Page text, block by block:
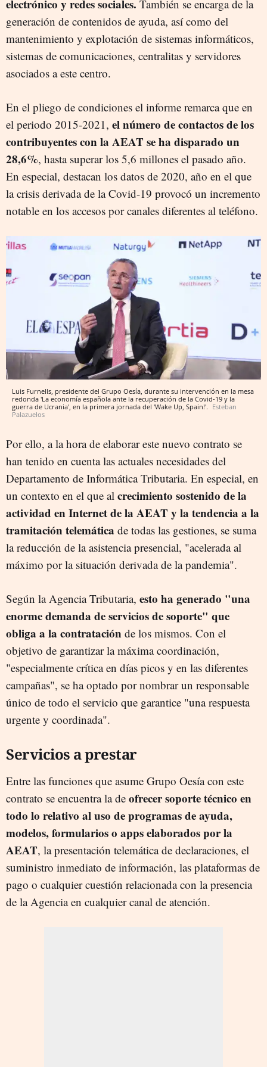
electrónico y redes sociales. También se encarga de la
generación de contenidos de ayuda, así como del
mantenimiento y explotación de sistemas informáticos,
sistemas de comunicaciones, centralitas y servidores
asociados a este centro.
En el pliego de condiciones el informe remarca que en
el periodo 2015-2021, el número de contactos de los
contribuyentes con la AEAT se ha disparado un
28,6%, hasta superar los 5,6 millones el pasado año.
En especial, destacan los datos de 2020, año en el que
la crisis derivada de la Covid-19 provocó un incremento
notable en los accesos por canales diferentes al teléfono.
Luis Furnells, presidente del Grupo Oesía, durante su intervención en la mesa
redonda 'La economía española ante la recuperación de la Covid-19 y la
guerra de Ucrania', en la primera jornada del 'Wake Up, Spain!'. Esteban
Palazuelos
Por ello, a la hora de elaborar este nuevo contrato se
han tenido en cuenta las actuales necesidades del
Departamento de Informática Tributaria. En especial, en
un contexto en el que al crecimiento sostenido de la
actividad en Internet de la AEAT y la tendencia a la
tramitación telemática de todas las gestiones, se suma
la reducción de la asistencia presencial, "acelerada al
máximo por la situación derivada de la pandemia".
Según la Agencia Tributaria, esto ha generado "una
enorme demanda de servicios de soporte" que
obliga a la contratación de los mismos. Con el
objetivo de garantizar la máxima coordinación,
"especialmente crítica en días picos y en las diferentes
campañas", se ha optado por nombrar un responsable
único de todo el servicio que garantice "una respuesta
urgente y coordinada".
Servicios a prestar
Entre las funciones que asume Grupo Oesía con este
contrato se encuentra la de ofrecer soporte técnico en
todo lo relativo al uso de programas de ayuda,
modelos, formularios o apps elaborados por la
AEAT, la presentación telemática de declaraciones, el
suministro inmediato de información, las plataformas de
pago o cualquier cuestión relacionada con la presencia
de la Agencia en cualquier canal de atención.